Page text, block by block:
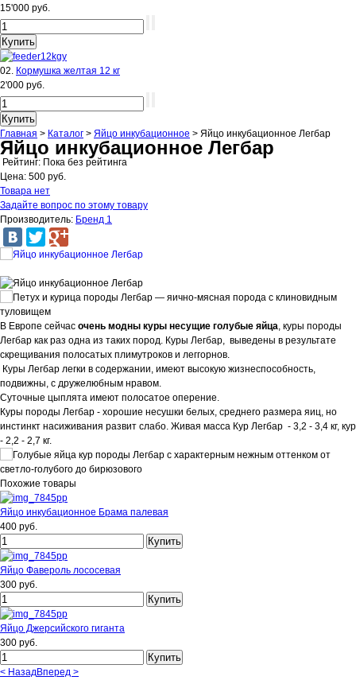
15'000 руб.
02. Кормушка желтая 12 кг
2'000 руб.
Главная > Каталог > Яйцо инкубационное > Яйцо инкубационное Легбар
Яйцо инкубационное Легбар
Рейтинг: Пока без рейтинга
Цена: 500 руб.
Товара нет
Задайте вопрос по этому товару
Производитель: Бренд 1
В Европе сейчас очень модны куры несущие голубые яйца, куры породы
Легбар как раз одна из таких пород. Куры Легбар, выведены в результате
скрещивания полосатых плимутроков и леггорнов.
Куры Легбар легки в содержании, имеют высокую жизнеспособность,
подвижны, с дружелюбным нравом.
Суточные цыплята имеют полосатое оперение.
Куры породы Легбар - хорошие несушки белых, среднего размера яиц, но
инстинкт насиживания развит слабо. Живая масса Кур Легбар - 3,2 - 3,4 кг, кур
- 2,2 - 2,7 кг.
Похожие товары
Яйцо инкубационное Брама палевая
400 руб.
Яйцо Фавероль лососевая
300 руб.
Яйцо Джерсийского гиганта
300 руб.
< НазадВперед >